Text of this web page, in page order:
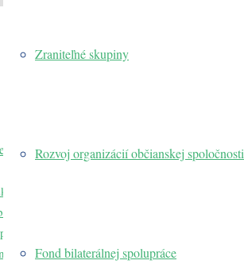
Zraniteľné skupiny
Rozvoj organizácií občianskej spoločnosti
Fond bilaterálnej spolupráce
participácia
verejných záujmov
skupiny